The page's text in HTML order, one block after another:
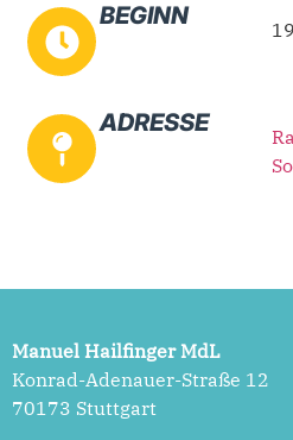
BEGINN
ADRESSE
Manuel Hailfinger MdL
Konrad-Adenauer-Straße 12
70173 Stuttgart